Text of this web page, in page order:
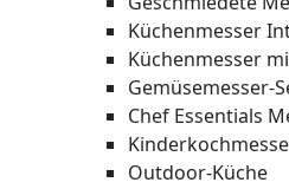
Küchenmesser
Küchenmesser
Gemüsemesser-
Chef Essentials
Outdoor-Küche